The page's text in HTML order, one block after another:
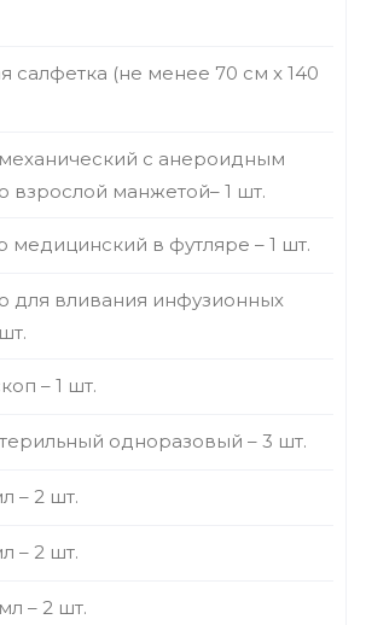
салфетка (не менее 70 см x 140
с анероидным
взрослой манжетой– 1 шт.
медицинский в футляре – 1 шт.
для вливания инфузионных
– 1 шт.
одноразовый – 3 шт.
– 2 шт.
– 2 шт.
– 2 шт.